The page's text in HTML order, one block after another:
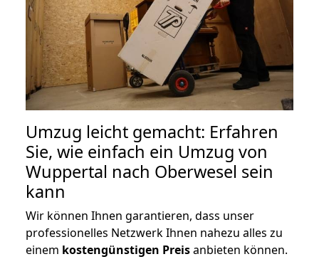
Umzug leicht gemacht: Erfahren
Sie, wie einfach ein Umzug von
Wuppertal nach Oberwesel sein
kann
Wir können Ihnen garantieren, dass unser
professionelles Netzwerk Ihnen nahezu alles zu
einem kostengünstigen Preisanbieten können.